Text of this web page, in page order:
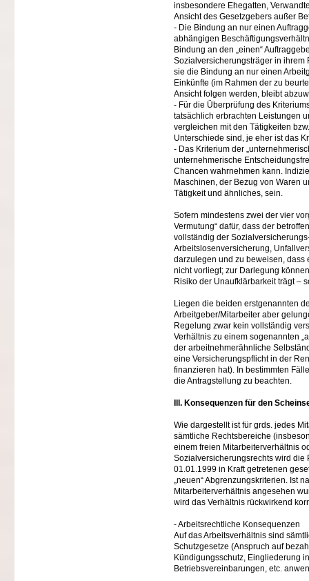
insbesondere Ehegatten,
Ansicht des Gesetzgebers außer
- Die Bindung an nur einen
abhängigen
Bindung an den „einen“
Sozialversicherungsträger in ihrem
sie die Bindung an nur einen
Einkünfte (im Rahmen der zu
Ansicht folgen werden, bleibt
- Für die Überprüfung des
tatsächlich erbrachten Leistungen
vergleichen mit den Tätigkeiten
Unterschiede sind, je eher ist das
- Das Kriterium der
unternehmerische
Chancen wahrnehmen kann.
Maschinen, der Bezug von Waren
Tätigkeit und ähnliches, sein.
Sofern mindestens zwei der vier
Vermutung“ dafür, dass der
vollständig der
Arbeitslosenversicherung,
darzulegen und zu beweisen,
nicht vorliegt; zur Darlegung
Risiko der Unaufklärbarkeit trägt –
Liegen die beiden erstgenannten
Arbeitgeber/Mitarbeiter aber
Regelung zwar kein vollständig
Verhältnis zu einem sogenannten
der arbeitnehmerähnliche
eine Versicherungspflicht in der
finanzieren hat). In bestimmten
die Antragstellung zu beachten.
III. Konsequenzen für den
Wie dargestellt ist für grds. jedes
sämtliche Rechtsbereiche
einem freien Mitarbeiterverhältnis
Sozialversicherungsrechts wird die
01.01.1999 in Kraft getretenen
„neuen“ Abgrenzungskriterien. Ist
Mitarbeiterverhältnis angesehen
wird das Verhältnis rückwirkend
- Arbeitsrechtliche Konsequenzen
Auf das Arbeitsverhältnis sind
Schutzgesetze (Anspruch auf
Kündigungsschutz, Eingliederung
Betriebsvereinbarungen, etc.